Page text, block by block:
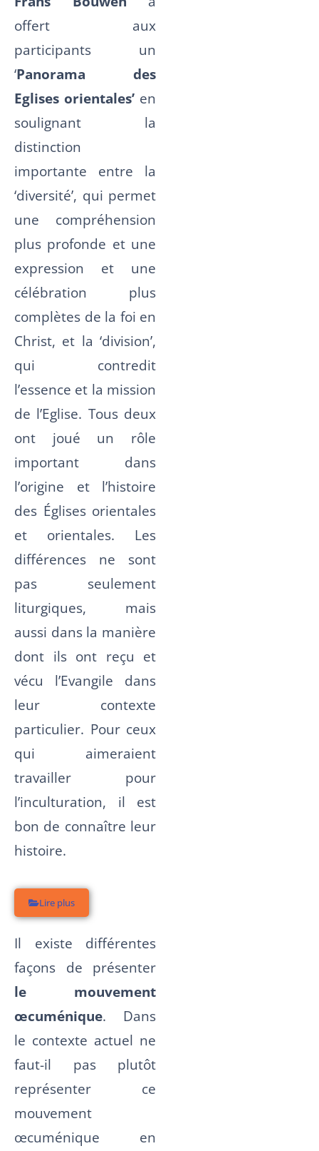
offert aux
participants un
‘Panorama des
Eglises orientales’ en
soulignant la
distinction
importante entre la
‘diversité’, qui permet
une compréhension
plus profonde et une
expression et une
célébration plus
complètes de la foi en
Christ, et la ‘division’,
qui contredit
l’essence et la mission
de l’Eglise. Tous deux
ont joué un rôle
important dans
l’origine et l’histoire
des Églises orientales
et orientales. Les
différences ne sont
pas seulement
liturgiques, mais
aussi dans la manière
dont ils ont reçu et
vécu l’Evangile dans
leur contexte
particulier. Pour ceux
qui aimeraient
travailler pour
l’inculturation, il est
bon de connaître leur
histoire.
Lire plus
Il existe différentes
façons de présenter
le mouvement
œcuménique. Dans
le contexte actuel ne
faut-il pas plutôt
représenter ce
mouvement
œcuménique en